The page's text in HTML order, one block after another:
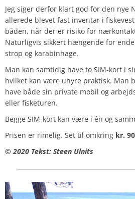
Jeg siger derfor klart god for den nye
allerede blevet fast inventar i
båden, når der er risiko for
Naturligvis sikkert hængende for
strop og karabinhage.
Man kan samtidig have to SIM-kort i
hvilket kan være uhyre praktisk. Man
have både sin private mobil og
eller fisketuren.
Begge SIM-kort kan være i én og
Prisen er rimelig. Set til omkring kr.
© 2020 Tekst: Steen Ulnits